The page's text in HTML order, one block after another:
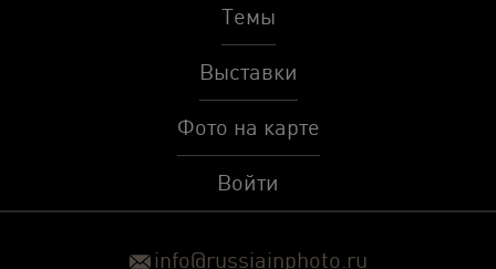
Темы
Выставки
Фото на карте
Войти
info@russiainphoto.ru